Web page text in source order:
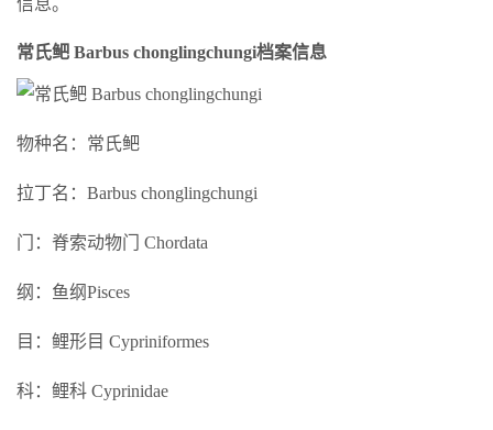
信息。
常氏鲃 Barbus chonglingchungi档案信息
物种名：常氏鲃
拉丁名：Barbus chonglingchungi
门：脊索动物门 Chordata
纲：鱼纲Pisces
目：鲤形目 Cypriniformes
科：鲤科 Cyprinidae